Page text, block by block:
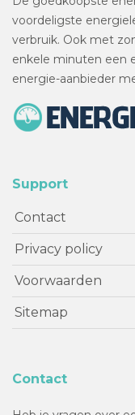
voordeligste
verbruik. Ook met
enkele minuten een
energie-aanbieder
Support
Contact
Privacy policy
Voorwaarden
Sitemap
Contact